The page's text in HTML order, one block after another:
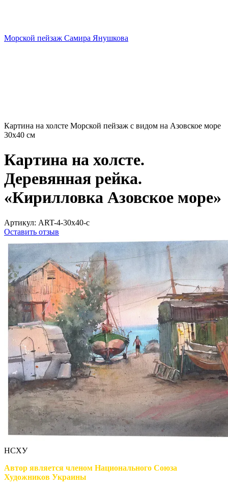
Морской пейзаж Самира Янушкова
Картина на холсте Морской пейзаж с видом на Азовское море
30х40 см
Картина на холсте.
Деревянная рейка.
«Кирилловка Азовское море»
Артикул: ART-4-30x40-c
Оставить отзыв
НСХУ
Автор является членом Национального Союза
Художников Украины